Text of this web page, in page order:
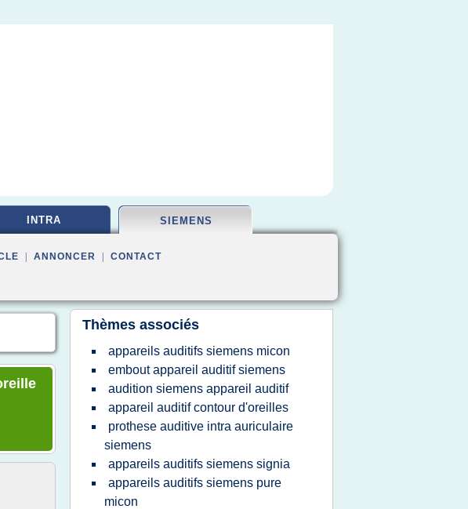
INTRA SIEMENS
ANNONCER CONTACT
Thèmes associés
appareils auditifs siemens micon
embout appareil auditif siemens
audition siemens appareil auditif
appareil auditif contour d'oreilles
prothese auditive intra auriculaire
siemens
appareils auditifs siemens signia
appareils auditifs siemens pure
micon